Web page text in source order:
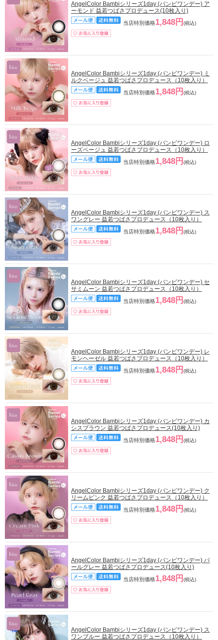
AngelColor Bambiシリーズ1day (バンビワンデー) ア
ーモンド 益若つばさプロデュース(10枚入り)
当店特別価格1,848円 (税込)
AngelColor Bambiシリーズ1day (バンビワンデー) ミ
ルクベージュ 益若つばさプロデュース（10枚入り）
当店特別価格1,848円 (税込)
AngelColor Bambiシリーズ1day (バンビワンデー) ロ
ーズベージュ 益若つばさプロデュース（10枚入り）
当店特別価格1,848円 (税込)
AngelColor Bambiシリーズ1day (バンビワンデー) ス
ワングレー 益若つばさプロデュース（10枚入り）
当店特別価格1,848円 (税込)
AngelColor Bambiシリーズ1day (バンビワンデー) セ
サミムーン 益若つばさプロデュース（10枚入り）
当店特別価格1,848円 (税込)
AngelColor Bambiシリーズ1day (バンビワンデー) レ
モンヘーゼル 益若つばさプロデュース（10枚入り）
当店特別価格1,848円 (税込)
AngelColor Bambiシリーズ1day (バンビワンデー) カ
シスブラウン 益若つばさプロデュース(10枚入り)
当店特別価格1,848円 (税込)
AngelColor Bambiシリーズ1day (バンビワンデー) ク
リームピンク 益若つばさプロデュース（10枚入り）
当店特別価格1,848円 (税込)
AngelColor Bambiシリーズ1day (バンビワンデー) パ
ールグレー 益若つばさプロデュース(10枚入り)
当店特別価格1,848円 (税込)
AngelColor Bambiシリーズ1day (バンビワンデー) ス
ワンブルー 益若つばさプロデュース（10枚入り）